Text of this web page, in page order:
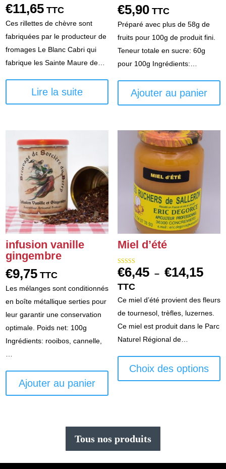
Note
5.00
€11,65 TTC
Ces rillettes de chèvre sont
fabriquées par le producteur de
fromages Le Blanc Cabri qui
fabrique les Sainte Maure de…
Lire la suite
€5,90 TTC
Préparé avec plus de 58g de
fruits pour 100g de produit fini.
Teneur totale en sucre: 60g
pour 100g Ingrédients:…
Ajouter au panier
infusion vanille
gingembre
€9,75 TTC
Les mélanges sont conditionnés
en boîte métallique serties pour
leur garantir une conservation
optimale. Poids net: 100g
Ingrédients: rooibos, cannelle,
Ajouter au panier
Miel d’été
Note
5.00
€6,45 – €14,15
prix :
€6,45
à
TTC
Ce miel d’été provient des fleurs
de tournesol, trèfles, luzernes.
Ce miel est produit dans le Parc
Naturel Régional de…
Choix des options
Tous nos produits